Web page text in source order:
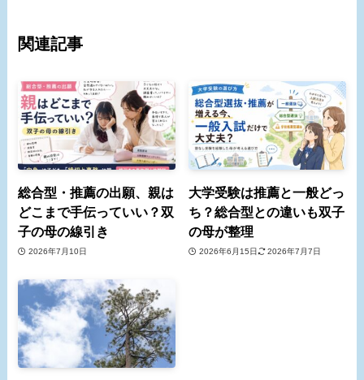
関連記事
総合型・推薦の出願、親は
どこまで手伝っていい？双
子の母の線引き
2026年7月10日
大学受験は推薦と一般どっ
ち？総合型との違いも双子
の母が整理
2026年6月15日 2026年7月7日